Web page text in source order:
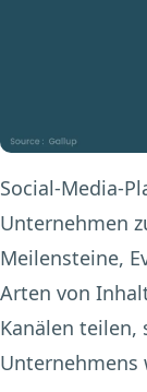
Social-Media-
Unternehmen
Meilensteine,
Arten von
Kanälen teilen,
Unternehmens